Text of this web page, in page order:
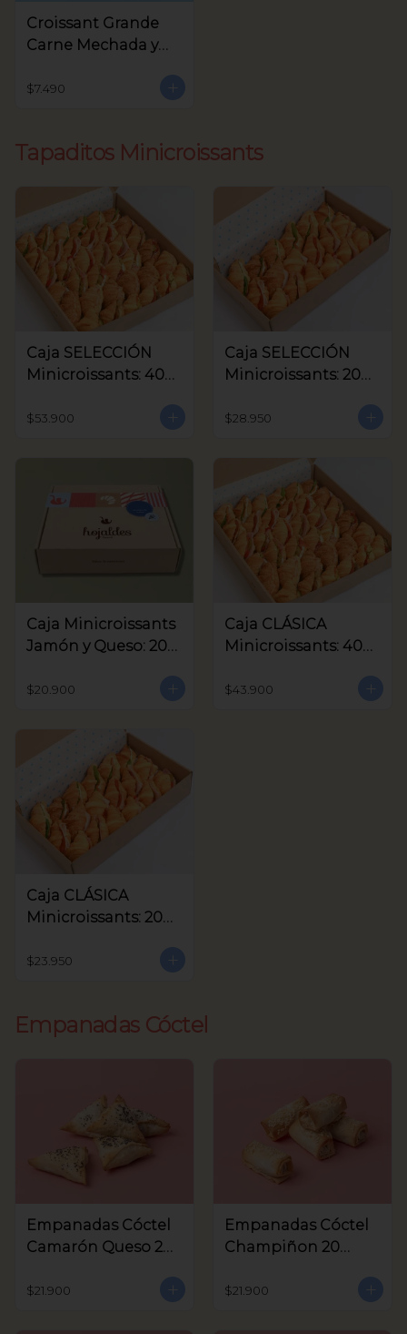
Croissant Grande
Carne Mechada y
$7.490
Tapaditos Minicroissants
Caja SELECCIÓN
Minicroissants: 40
$53.900
Caja SELECCIÓN
Minicroissants: 20
$28.950
Caja Minicroissants
Jamón y Queso: 20
$20.900
Caja CLÁSICA
Minicroissants: 40
$43.900
Caja CLÁSICA
Minicroissants: 20
$23.950
Empanadas Cóctel
Empanadas Cóctel
Camarón Queso 20
$21.900
Empanadas Cóctel
Champiñon 20
$21.900